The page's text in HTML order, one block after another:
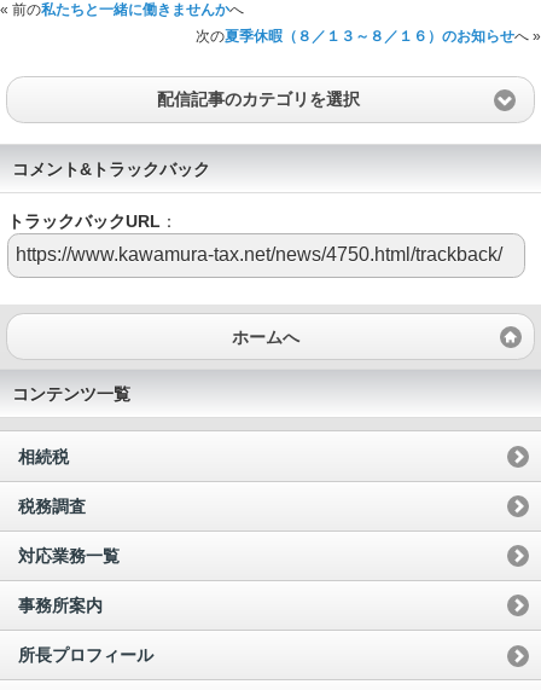
« 前の私たちと一緒に働きませんかへ
次の夏季休暇（８／１３～８／１６）のお知らせへ »
配信記事のカテゴリを選択
コメント&トラックバック
トラックバックURL ：
ホームへ
コンテンツ一覧
相続税
税務調査
対応業務一覧
事務所案内
所長プロフィール